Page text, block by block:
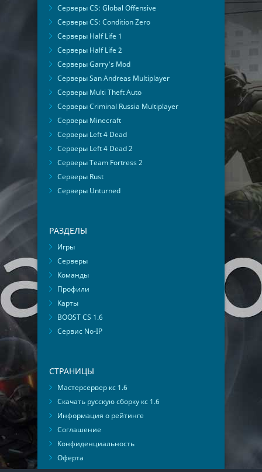
Серверы CS: Global Offensive
Серверы CS: Condition Zero
Серверы Half Life 1
Серверы Half Life 2
Серверы Garry's Mod
Серверы San Andreas Multiplayer
Серверы Multi Theft Auto
Серверы Criminal Russia Multiplayer
Серверы Minecraft
Серверы Left 4 Dead
Серверы Left 4 Dead 2
Серверы Team Fortress 2
Серверы Rust
Серверы Unturned
РАЗДЕЛЫ
Игры
Серверы
Команды
Профили
Карты
BOOST CS 1.6
Сервис No-IP
СТРАНИЦЫ
Мастерсервер кс 1.6
Скачать русскую сборку кс 1.6
Информация о рейтинге
Соглашение
Конфиденциальность
Оферта